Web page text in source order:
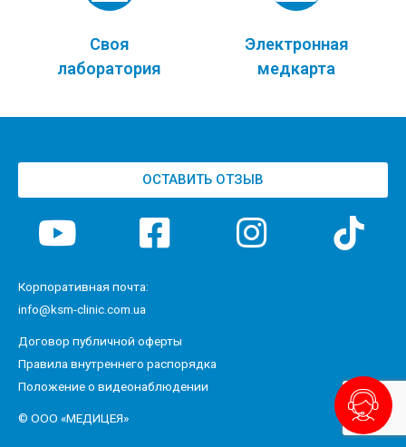
Своя
лаборатория
Электронная
медкарта
ОСТАВИТЬ ОТЗЫВ
Корпоративная почта:
info@ksm-clinic.com.ua
Договор публичной оферты
Правила внутреннего распорядка
Положение о видеонаблюдении
© ООО «МЕДИЦЕЯ»